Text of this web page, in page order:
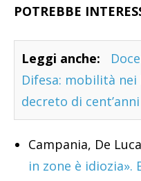
POTREBBE
Leggi anche:
Difesa: mobilità
decreto di
Campania, De
in zone è idiozia».